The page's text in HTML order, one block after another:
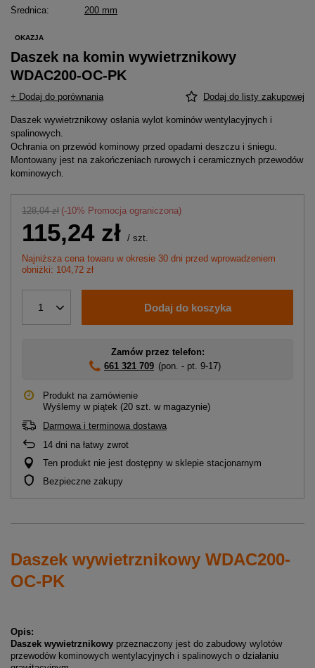
Średnica 200 mm
OKAZJA
Daszek na komin wywietrznikowy
WDAC200-OC-PK
+ Dodaj do porównania Dodaj do listy zakupowej
Daszek wywietrznikowy osłania wylot kominów wentylacyjnych i
spalinowych.
Ochrania on przewód kominowy przed opadami deszczu i śniegu.
Montowany jest na zakończeniach rurowych i ceramicznych przewodów
kominowych.
128,04 zł (-10% Promocja ograniczona)
115,24 zł / szt.
Najniższa cena towaru w okresie 30 dni przed wprowadzeniem
obniżki: 104,72 zł
1 Dodaj do koszyka
Zamów przez telefon:
661 321 709 (pon. - pt. 9-17)
Produkt na zamówienie
Wyślemy w piątek (20 szt. w magazynie)
Darmowa i terminowa dostawa
14 dni na łatwy zwrot
Ten produkt nie jest dostępny w sklepie stacjonarnym
Bezpieczne zakupy
Daszek wywietrznikowy WDAC200-
OC-PK
Opis:
Daszek wywietrznikowy przeznaczony jest do zabudowy wylotów
przewodów kominowych wentylacyjnych i spalinowych o działaniu